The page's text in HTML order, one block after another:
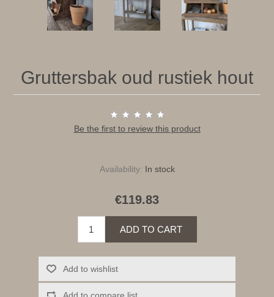
Gruttersbak oud rustiek hout
Be the first to review this product
Availability: In stock
€119.83
ADD TO CART
Add to wishlist